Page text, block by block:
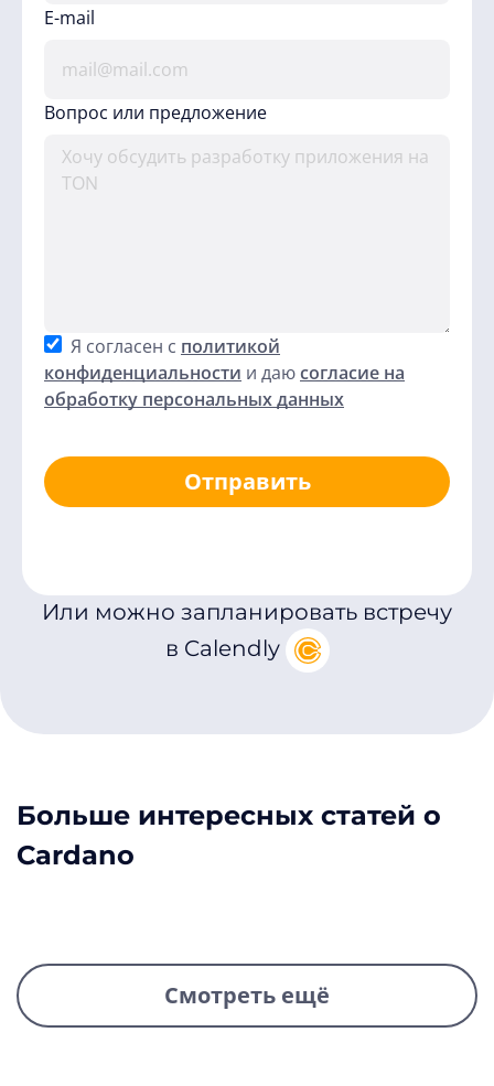
E-mail
Вопрос или предложение
Я согласен с политикой
конфиденциальности и даюсогласие на
обработку персональных данных
Отправить
Или можно запланировать встречу
в Calendly
Больше интересных статей о
Cardano
Смотреть ещё